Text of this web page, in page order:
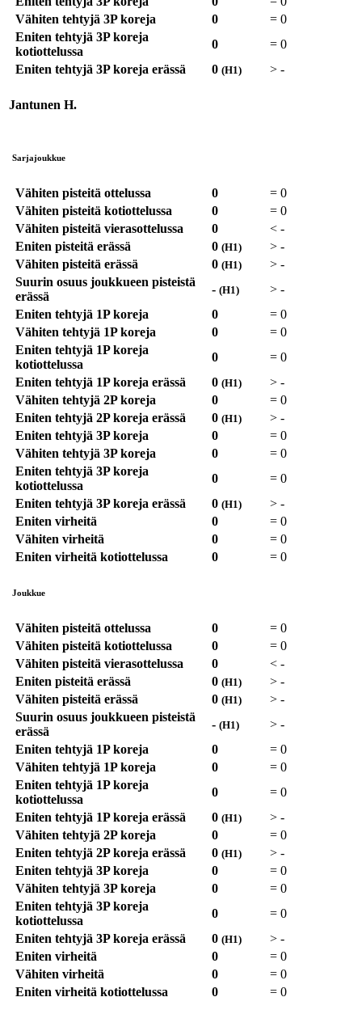
Vähiten tehtyjä 3P koreja
0 = 0
Eniten tehtyjä 3P koreja
kotiottelussa
0 = 0
Eniten tehtyjä 3P koreja erässä
0 (H1) > -
Jantunen H.
Sarjajoukkue
Vähiten pisteitä ottelussa 0 = 0
Vähiten pisteitä kotiottelussa
0 = 0
Vähiten pisteitä vierasottelussa
0 < -
Eniten pisteitä erässä
0 (H1) > -
Vähiten pisteitä erässä
0 (H1) > -
Suurin osuus joukkueen pisteistä
erässä
- (H1) > -
Eniten tehtyjä 1P koreja
0 = 0
Vähiten tehtyjä 1P koreja
0 = 0
Eniten tehtyjä 1P koreja
kotiottelussa
0 = 0
Eniten tehtyjä 1P koreja erässä
0 (H1) > -
Vähiten tehtyjä 2P koreja
0 = 0
Eniten tehtyjä 2P koreja erässä
0 (H1) > -
Eniten tehtyjä 3P koreja
0 = 0
Vähiten tehtyjä 3P koreja
0 = 0
Eniten tehtyjä 3P koreja
kotiottelussa
0 = 0
Eniten tehtyjä 3P koreja erässä
0 (H1) > -
Eniten virheitä
0 = 0
Vähiten virheitä
0 = 0
Eniten virheitä kotiottelussa
0 = 0
Joukkue
Vähiten pisteitä ottelussa 0 = 0
Vähiten pisteitä kotiottelussa
0 = 0
Vähiten pisteitä vierasottelussa
0 < -
Eniten pisteitä erässä
0 (H1) > -
Vähiten pisteitä erässä
0 (H1) > -
Suurin osuus joukkueen pisteistä
erässä
- (H1) > -
Eniten tehtyjä 1P koreja
0 = 0
Vähiten tehtyjä 1P koreja
0 = 0
Eniten tehtyjä 1P koreja
kotiottelussa
0 = 0
Eniten tehtyjä 1P koreja erässä
0 (H1) > -
Vähiten tehtyjä 2P koreja
0 = 0
Eniten tehtyjä 2P koreja erässä
0 (H1) > -
Eniten tehtyjä 3P koreja
0 = 0
Vähiten tehtyjä 3P koreja
0 = 0
Eniten tehtyjä 3P koreja
kotiottelussa
0 = 0
Eniten tehtyjä 3P koreja erässä
0 (H1) > -
Eniten virheitä
0 = 0
Vähiten virheitä
0 = 0
Eniten virheitä kotiottelussa
0 = 0